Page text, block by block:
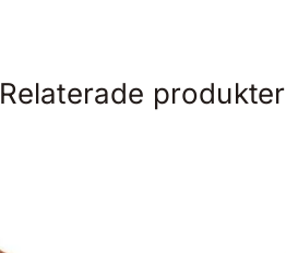
Relaterade produkter